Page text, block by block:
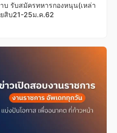
บ รับสมัครทหารกองหนุน(เหล่า
สิบ21-25ม.ค.62